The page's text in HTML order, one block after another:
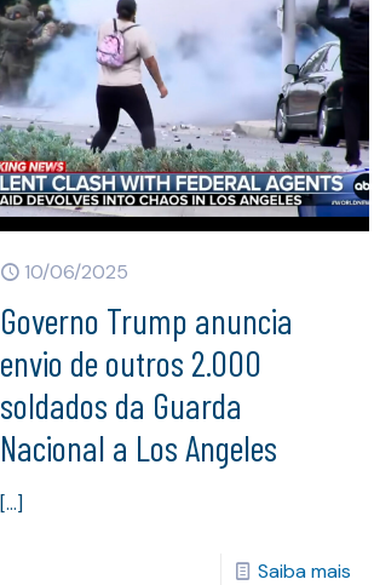
10/06/2025
Governo Trump anuncia
envio de outros 2.000
soldados da Guarda
Nacional a Los Angeles
[…]
Saiba mais